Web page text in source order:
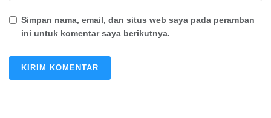
Simpan nama, email, dan situs web saya pada peramban
ini untuk komentar saya berikutnya.